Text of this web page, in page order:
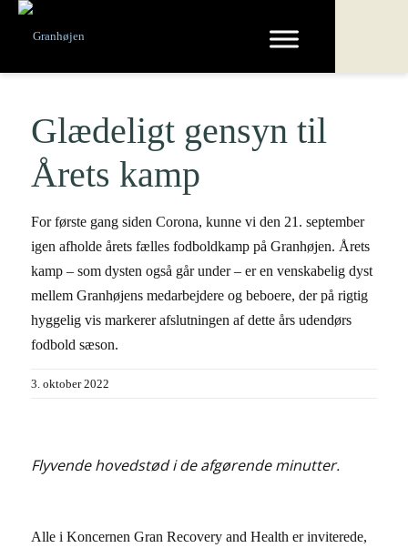
Glædeligt gensyn til
Årets kamp
For første gang siden Corona, kunne vi den 21. september
igen afholde årets fælles fodboldkamp på Granhøjen. Årets
kamp – som dysten også går under – er en venskabelig dyst
mellem Granhøjens medarbejdere og beboere, der på rigtig
hyggelig vis markerer afslutningen af dette års udendørs
fodbold sæson.
3. oktober 2022
Flyvende hovedstød i de afgørende minutter.
Alle i Koncernen Gran Recovery and Health er inviterede,